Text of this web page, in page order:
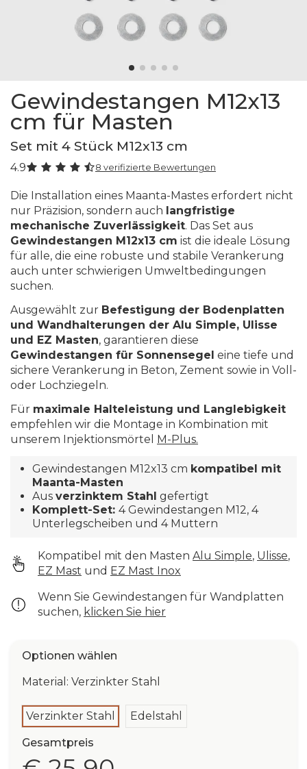
Gewindestangen M12x13
cm für Masten
Set mit 4 Stück M12x13 cm
4.9 8 verifizierte Bewertungen
Die Installation eines Maanta-Mastes erfordert nicht
nur Präzision, sondern auch langfristige
mechanische Zuverlässigkeit. Das Set aus
Gewindestangen M12x13 cm ist die ideale Lösung
für alle, die eine robuste und stabile Verankerung
auch unter schwierigen Umweltbedingungen
suchen.
Ausgewählt zur Befestigung der Bodenplatten
und Wandhalterungen der Alu Simple, Ulisse
und EZ Masten, garantieren diese
Gewindestangen für Sonnensegel eine tiefe und
sichere Verankerung in Beton, Zement sowie in Voll-
oder Lochziegeln.
Für maximale Halteleistung und Langlebigkeit
empfehlen wir die Montage in Kombination mit
unserem Injektionsmörtel M-Plus.
Gewindestangen M12x13 cm kompatibel mit
Maanta-Masten
Aus verzinktem Stahl gefertigt
Komplett-Set: 4 Gewindestangen M12, 4
Unterlegscheiben und 4 Muttern
Kompatibel mit den Masten Alu Simple, Ulisse,
EZ Mast und EZ Mast Inox
Wenn Sie Gewindestangen für Wandplatten
suchen, klicken Sie hier
Optionen wählen
Material: Verzinkter Stahl
Verzinkter Stahl Edelstahl
Gesamtpreis